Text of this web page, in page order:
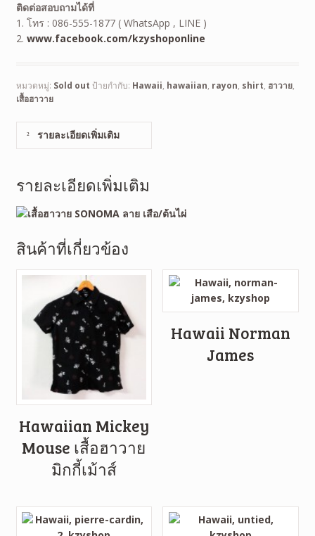
ติดต่อสอบถามได้ที่
1. โทร : 086-555-1877 ( WhatsApp , LINE )
2. www.facebook.com/kzyshoponline
หมวดหมู่: Sold out ป้ายกำกับ: Hawaii, hawaiian, rayon, shirt, ฮาวาย,
เสื้อฮาวาย
รายละเอียดเพิ่มเติม
รายละเอียดเพิ่มเติม
สินค้าที่เกี่ยวข้อง
Hawaiian Mickey
Mouse เสื้อฮาวาย
มิกกี้เม้าส์
Hawaii Norman
James